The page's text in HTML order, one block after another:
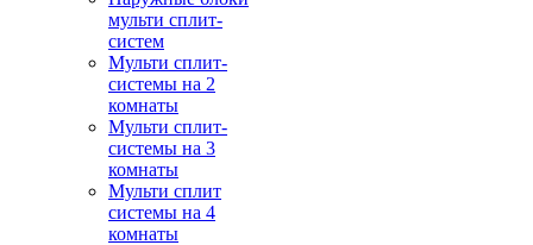
мульти сплит-
систем
Мульти сплит-
системы на 2
комнаты
Мульти сплит-
системы на 3
комнаты
Мульти сплит
системы на 4
комнаты